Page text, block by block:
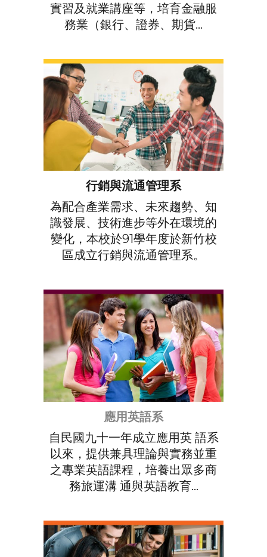
實習及就業講座等，培育金融服
務業（銀行、證券、期貨...
行銷與流通管理系
為配合產業需求、未來趨勢、知
識發展、技術進步等外在環境的
變化，本校於91學年度於新竹校
區成立行銷與流通管理系。
應用英語系
自民國九十一年成立應用英 語系
以來，提供兼具理論與實務並重
之專業英語課程，培養出眾多商
務旅運溝 通與英語教育...